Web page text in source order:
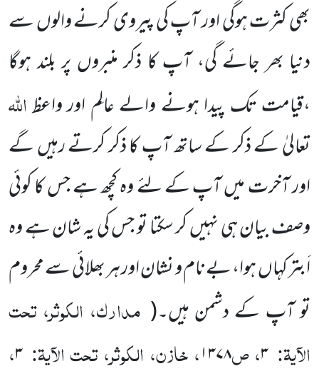
بھی کثرت ہوگی اور آپ کی پیروی کرنے والوں سے
دنیا بھر جائے گی، آپ کا ذکر منبروں پر بلند ہوگا
،قیامت تک پیدا ہونے والے عالِم اور واعظاللّٰہ
تعالیٰ کے ذکر کے ساتھ آپ کا ذکر کرتے رہیں گے
اور آخرت میں آپ کے لئے وہ کچھ ہے جس کا کوئی
وصف بیان ہی نہیں کر سکتا تو جس کی یہ شان ہے وہ
اَبتر کہاں ہوا، بے نام و نشان اور ہر بھلائی سے محروم
تو آپ کے دشمن ہیں۔( مدارک، الکوثر، تحت
الآیۃ: ۳، ص۱۳۷۸، خازن، الکوثر، تحت الآیۃ: ۳،